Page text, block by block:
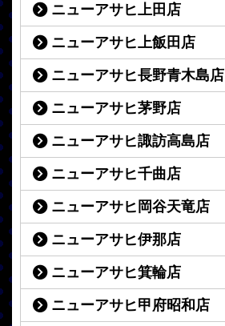
ニューアサヒ上田店
ニューアサヒ上飯田店
ニューアサヒ長野青木島店
ニューアサヒ茅野店
ニューアサヒ諏訪高島店
ニューアサヒ千曲店
ニューアサヒ岡谷天竜店
ニューアサヒ伊那店
ニューアサヒ箕輪店
ニューアサヒ甲府昭和店